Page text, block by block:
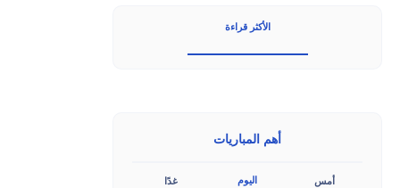
الأكثر قراءة
أهم المباريات
أمس اليوم غدًا